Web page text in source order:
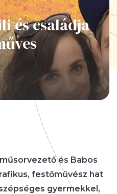
és családja
és Babos
festőművész hat
gyermekkel,